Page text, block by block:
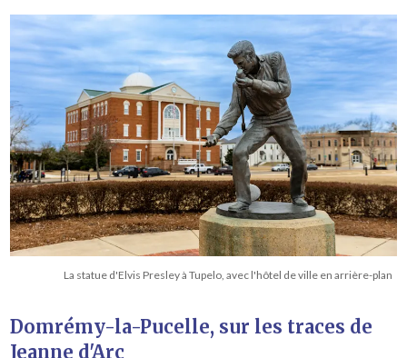
La statue d'Elvis Presley à Tupelo, avec l'hôtel de ville en arrière-plan
Domrémy-la-Pucelle, sur les traces de
Jeanne d'Arc